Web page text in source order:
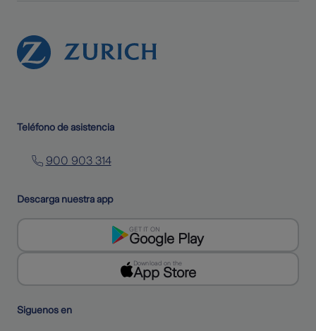
Teléfono de asistencia
900 903 314
Descarga nuestra app
GET IT ON
Google Play
Download on the
App Store
Siguenos en